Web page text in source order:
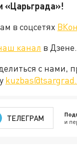
«Царьграда»!
в соцсетях
канал в
с нами,
ТЕЛЕГРАМ и